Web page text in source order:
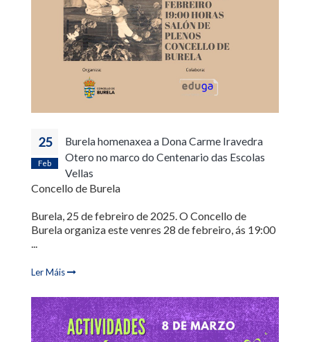
25
Feb
Burela homenaxea a Dona Carme Iravedra
Otero no marco do Centenario das Escolas
Vellas
Concello de Burela
Burela, 25 de febreiro de 2025. O Concello de
Burela organiza este venres 28 de febreiro, ás 19:00
Ler Máis